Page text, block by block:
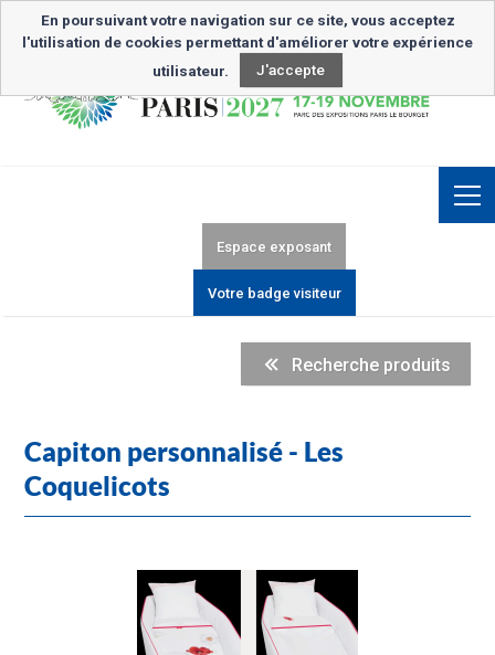
Inscription Newsletter
Espace exposant
Votre badge visiteur
Recherche produits
Capiton personnalisé - Les
Coquelicots
En poursuivant votre navigation sur ce site, vous acceptez
l'utilisation de cookies permettant d'améliorer votre expérience
utilisateur.
J'accepte